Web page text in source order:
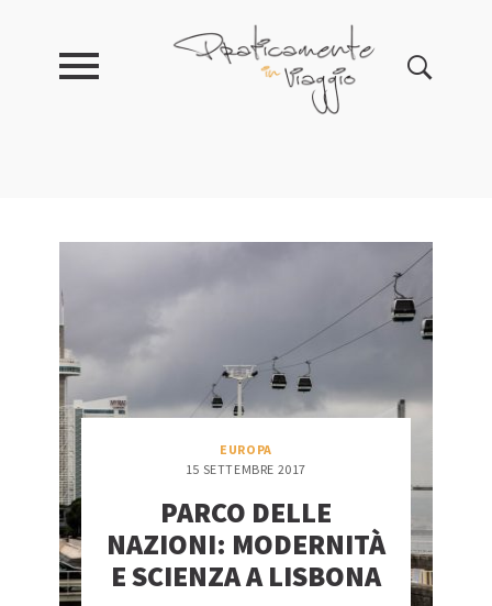
EUROPA
15 SETTEMBRE 2017
PARCO DELLE
NAZIONI: MODERNITÀ
E SCIENZA A LISBONA